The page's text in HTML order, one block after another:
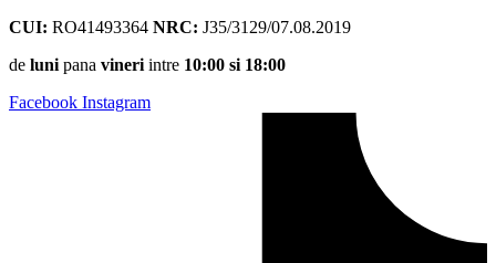
CUI: RO41493364 NRC: J35/3129/07.08.2019
de luni pana vineri intre 10:00 si 18:00
Facebook Instagram